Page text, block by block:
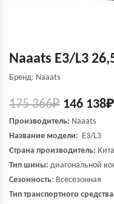
Naaats E3/L3
Бренд: Naaats
175 366₽ 146 138₽
Производитель: Naaats
Название модели: E3/L3
Страна производитель:
Тип шины: диагональной
Сезонность: Всесезонная
Тип транспортного